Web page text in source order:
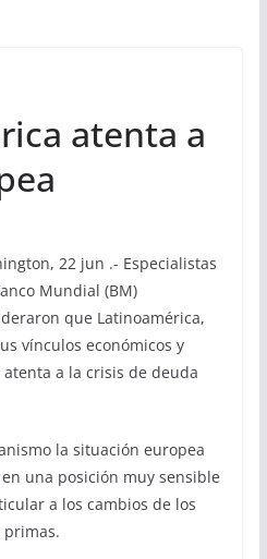
atenta a
22 jun .- Especialistas
Mundial (BM)
que Latinoamérica,
vínculos económicos y
a la crisis de deuda
la situación europea
una posición muy sensible
a los cambios de los
primas.